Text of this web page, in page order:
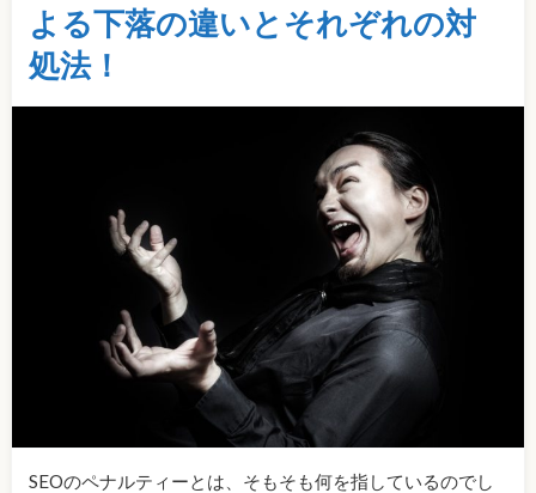
よる下落の違いとそれぞれの対
処法！
SEOのペナルティーとは、そもそも何を指しているのでし